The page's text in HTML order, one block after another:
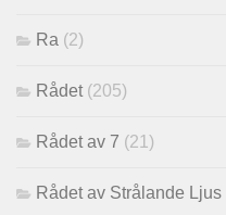
Ra (2)
Rådet (205)
Rådet av 7 (21)
Rådet av Strålande Ljus